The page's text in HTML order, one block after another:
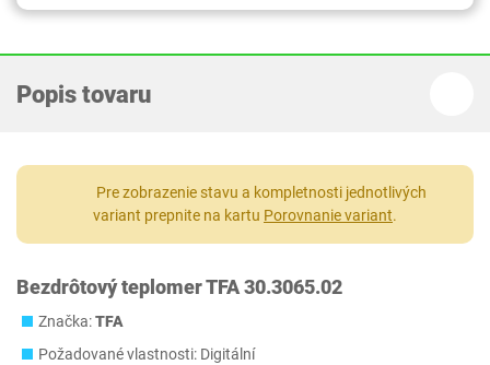
Popis tovaru
Pre zobrazenie stavu a kompletnosti jednotlivých
variant prepnite na kartu Porovnanie variant.
Bezdrôtový teplomer TFA 30.3065.02
Značka:TFA
Požadované vlastnosti: Digitální